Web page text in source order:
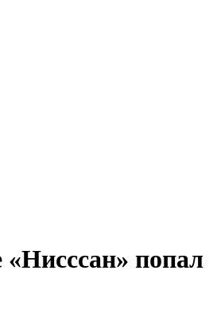
попал